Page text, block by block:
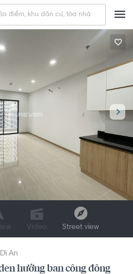
Video Street view
Dĩ An
hướng ban công đông